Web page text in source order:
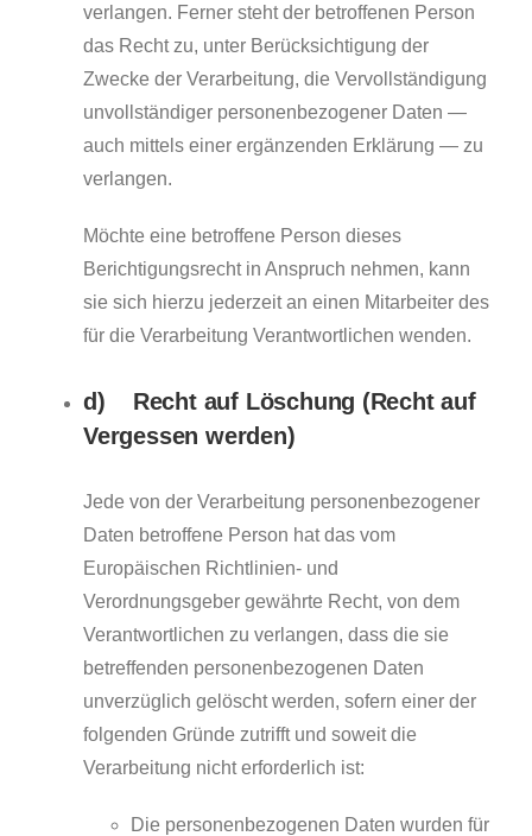
verlangen. Ferner steht der betroffenen Person
das Recht zu, unter Berücksichtigung der
Zwecke der Verarbeitung, die Vervollständigung
unvollständiger personenbezogener Daten —
auch mittels einer ergänzenden Erklärung — zu
verlangen.
Möchte eine betroffene Person dieses
Berichtigungsrecht in Anspruch nehmen, kann
sie sich hierzu jederzeit an einen Mitarbeiter des
für die Verarbeitung Verantwortlichen wenden.
d) Recht auf Löschung (Recht auf
Vergessen werden)
Jede von der Verarbeitung personenbezogener
Daten betroffene Person hat das vom
Europäischen Richtlinien- und
Verordnungsgeber gewährte Recht, von dem
Verantwortlichen zu verlangen, dass die sie
betreffenden personenbezogenen Daten
unverzüglich gelöscht werden, sofern einer der
folgenden Gründe zutrifft und soweit die
Verarbeitung nicht erforderlich ist:
Die personenbezogenen Daten wurden für